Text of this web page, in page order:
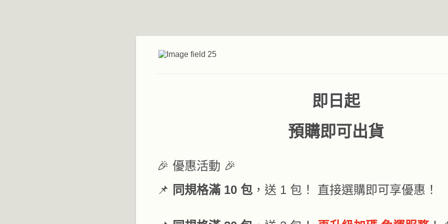
即日起
預購即可出貨
🎉 優惠活動 🎉
📌 同規格滿 10 包 ，送 1 包！ 直接選購即可享優惠！